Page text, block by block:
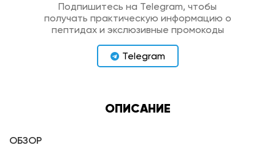
Подпишитесь на Telegram, чтобы
получать практическую информацию о
пептидах и экслюзивные промокоды
Telegram
ОПИСАНИЕ
ОБЗОР